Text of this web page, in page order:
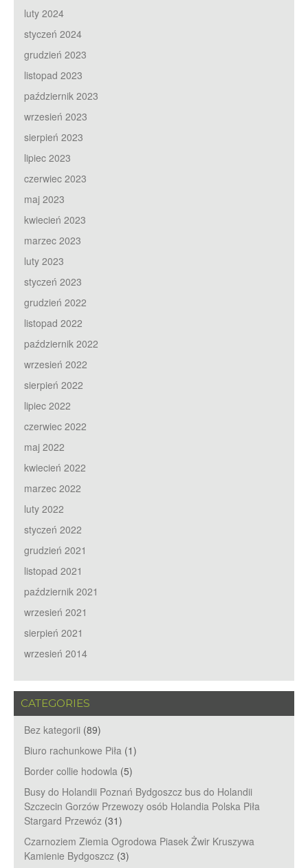
luty 2024
styczeń 2024
grudzień 2023
listopad 2023
październik 2023
wrzesień 2023
sierpień 2023
lipiec 2023
czerwiec 2023
maj 2023
kwiecień 2023
marzec 2023
luty 2023
styczeń 2023
grudzień 2022
listopad 2022
październik 2022
wrzesień 2022
sierpień 2022
lipiec 2022
czerwiec 2022
maj 2022
kwiecień 2022
marzec 2022
luty 2022
styczeń 2022
grudzień 2021
listopad 2021
październik 2021
wrzesień 2021
sierpień 2021
wrzesień 2014
CATEGORIES
Bez kategorii (89)
Biuro rachunkowe Piła (1)
Border collie hodowla (5)
Busy do Holandii Poznań Bydgoszcz bus do Holandii
Szczecin Gorzów Przewozy osób Holandia Polska Piła
Stargard Przewóz (31)
Czarnoziem Ziemia Ogrodowa Piasek Żwir Kruszywa
Kamienie Bydgoszcz (3)